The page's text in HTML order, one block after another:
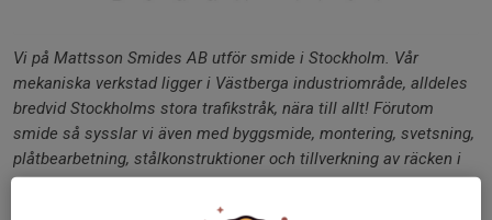
Vi på Mattsson Smides AB utför smide i Stockholm. Vår
mekaniska verkstad ligger i Västberga industriområde, alldeles
bredvid Stockholms stora trafikstråk, nära till allt! Förutom
smide så sysslar vi även med byggsmide, montering, svetsning,
plåtbearbetning, stålkonstruktioner och tillverkning av räcken i
Stockholm.